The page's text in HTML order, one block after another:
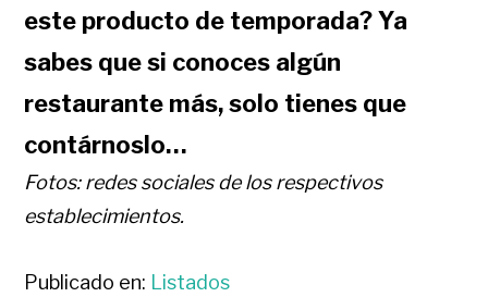
este producto de temporada? Ya
sabes que si conoces algún
restaurante más, solo tienes que
contárnoslo…
Fotos: redes sociales de los respectivos
establecimientos.
Publicado en: Listados